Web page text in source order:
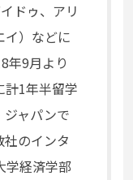
ドゥ、アリ
イ）などに
年9⽉より
計1年半留学
ジャパンで
のインタ
学経済学部